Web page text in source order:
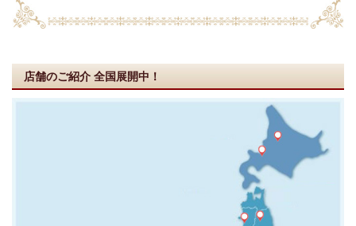
店舗のご紹介 全国展開中！